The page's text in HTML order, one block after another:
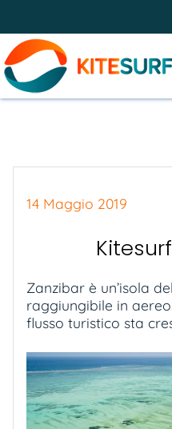
14 Maggio 2019
Zanzibar è un’isola
raggiungibile in
flusso turistico sta